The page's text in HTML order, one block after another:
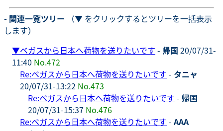
- 関連一覧ツリー （▼ をクリックするとツリーを一括表示
します）
▼ベガスから日本へ荷物を送りたいです - 帰国 20/07/31-
11:40 No.472
Re:ベガスから日本へ荷物を送りたいです - タニャ
20/07/31-13:22 No.473
Re:ベガスから日本へ荷物を送りたいです - 帰国
20/07/31-15:37 No.476
Re:ベガスから日本へ荷物を送りたいです - AAA